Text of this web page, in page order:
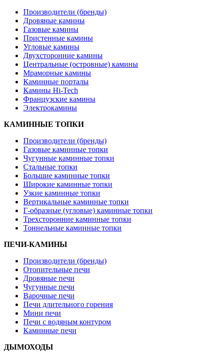
Производители (бренды)
Дровяные камины
Газовые камины
Пристенные камины
Угловые камины
Двухсторонние камины
Центральные (островные) камины
Мраморные камины
Каминные порталы
Камины Hi-Tech
Французские камины
Электрокамины
КАМИННЫЕ ТОПКИ
Производители (бренды)
Газовые каминные топки
Чугунные каминные топки
Стальные топки
Большие каминные топки
Широкие каминные топки
Узкие каминные топки
Вертикальные каминные топки
Г-образные (угловые) каминные топки
Трехсторонние каминные топки
Тоннельные каминные топки
ПЕЧИ-КАМИНЫ
Производители (бренды)
Отопительные печи
Дровяные печи
Чугунные печи
Варочные печи
Печи длительного горения
Мини печи
Печи с водяным контуром
Каминные печи
ДЫМОХОДЫ